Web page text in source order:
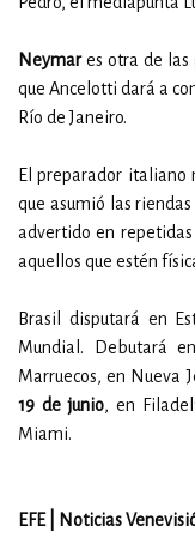
Neymares otra de las
que Ancelotti dará a
Río de Janeiro.
El preparador italiano
que asumió las
advertido en repetidas
aquellos que estén
Brasil disputará en
Mundial. Debutará
Marruecos, en Nueva
19 de junio, en
Miami.
EFE | Noticias